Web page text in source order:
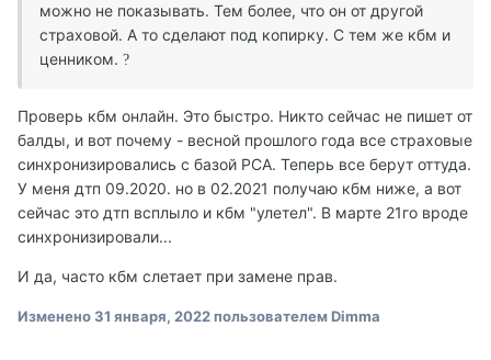
можно не показывать. Тем более, что он от другой
страховой. А то сделают под копирку. С тем же кбм и
ценником. ?
Проверь кбм онлайн. Это быстро. Никто сейчас не пишет от
балды, и вот почему - весной прошлого года все страховые
синхронизировались с базой РСА. Теперь все берут оттуда.
У меня дтп 09.2020. но в 02.2021 получаю кбм ниже, а вот
сейчас это дтп всплыло и кбм "улетел". В марте 21го вроде
синхронизировали...
И да, часто кбм слетает при замене прав.
Изменено31 января, 2022пользователем Dimma